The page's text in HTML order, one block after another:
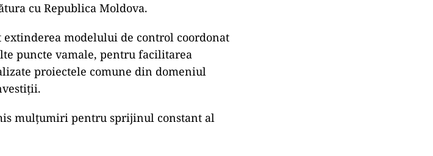
cu Republica Moldova.
modelului de control coordonat
puncte vamale, pentru facilitarea
proiectele comune din domeniul
mulțumiri pentru sprijinul constant al